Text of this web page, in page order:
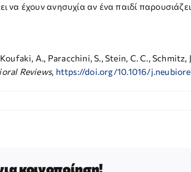
να έχουν ανησυχία αν ένα παιδί
A., Paracchini, S., Stein, C. C.,
Reviews, https://doi.org/10.1016/